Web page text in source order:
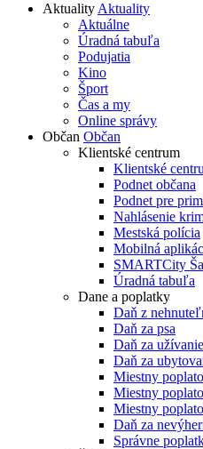
AktualityAktuality
Aktuálne
Úradná tabuľa
Podujatia
Kino
Šport
Čas a my
Online správy
Občan Občan
Klientské centrum
Klientské
Podnet občana
Podnet pre
Nahlásenie
Mestská polícia
Mobilná
SMARTCity
Úradná tabuľa
Dane a poplatky
Daň z
Daň za psa
Daň za
Daň za
Miestny
Miestny
Miestny
Daň za
Správne